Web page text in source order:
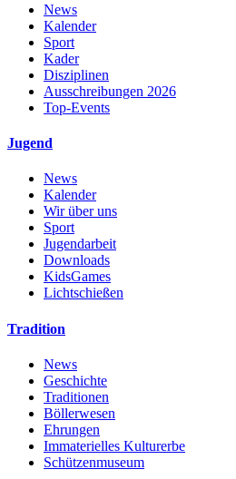
News
Kalender
Sport
Kader
Disziplinen
Ausschreibungen 2026
Top-Events
Jugend
News
Kalender
Wir über uns
Sport
Jugendarbeit
Downloads
KidsGames
Lichtschießen
Tradition
News
Geschichte
Traditionen
Böllerwesen
Ehrungen
Immaterielles Kulturerbe
Schützenmuseum